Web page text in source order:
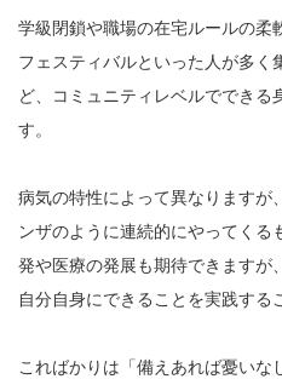
学級閉鎖や職場の在宅ルールの柔
フェスティバルといった人が多く
ど、コミュニティレベルでできる
す。
病気の特性によって異なりますが
ンザのように連続的にやってくる
発や医療の発展も期待できますが
自分自身にできることを実践する
こればかりは「備えあれば憂いな